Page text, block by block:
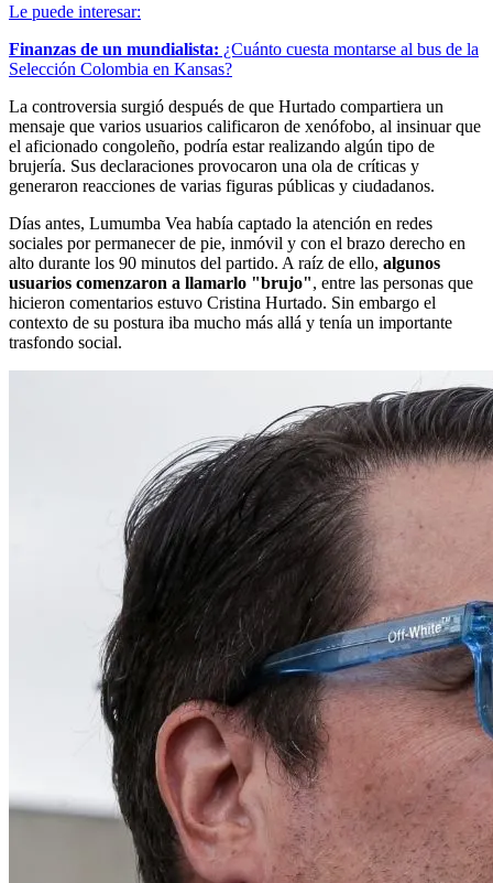
Le puede interesar:
Finanzas de un mundialista: ¿Cuánto cuesta montarse al bus de la
Selección Colombia en Kansas?
La controversia surgió después de que Hurtado compartiera un
mensaje que varios usuarios calificaron de xenófobo, al insinuar que
el aficionado congoleño, podría estar realizando algún tipo de
brujería. Sus declaraciones provocaron una ola de críticas y
generaron reacciones de varias figuras públicas y ciudadanos.
Días antes, Lumumba Vea había captado la atención en redes
sociales por permanecer de pie, inmóvil y con el brazo derecho en
alto durante los 90 minutos del partido. A raíz de ello, algunos
usuarios comenzaron a llamarlo "brujo", entre las personas que
hicieron comentarios estuvo Cristina Hurtado. Sin embargo el
contexto de su postura iba mucho más allá y tenía un importante
trasfondo social.